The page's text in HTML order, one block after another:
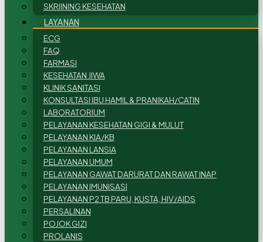
SKRIINING KESEHATAN
LAYANAN
ECG
FAQ
FARMASI
KESEHATAN JIWA
KLINIK SANITASI
KONSULTASI IBU HAMIL & PRANIKAH/CATIN
LABORATORIUM
PELAYANAN KESEHATAN GIGI & MULUT
PELAYANAN KIA/KB
PELAYANAN LANSIA
PELAYANAN UMUM
PELAYANAN GAWAT DARURAT DAN RAWAT INAP
PELAYANAN IMUNISASI
PELAYANAN P2 TB PARU, KUSTA, HIV/AIDS
PERSALINAN
POJOK GIZI
PROLANIS